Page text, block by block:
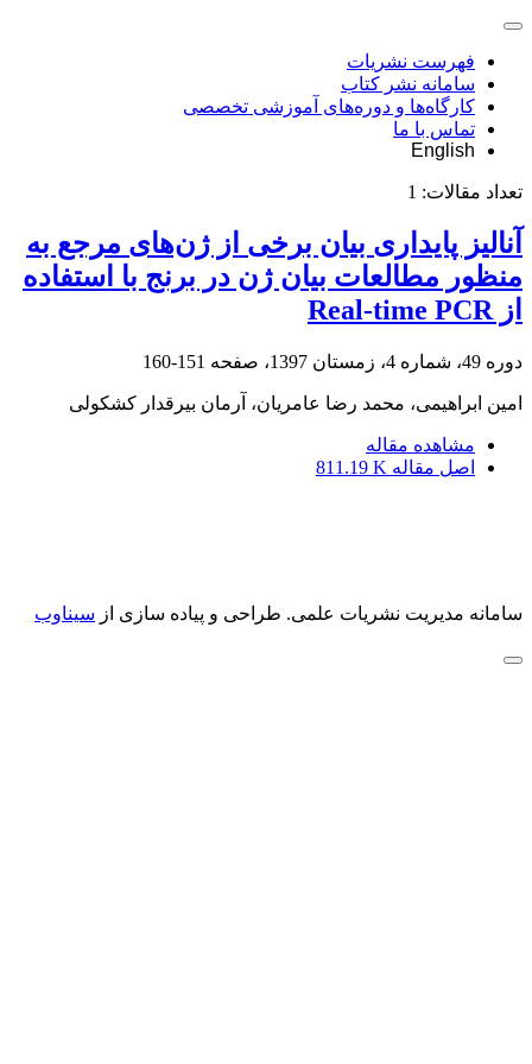
فهرست نشریات
سامانه نشر کتاب
کارگاه‌ها و دوره‌های آموزشی تخصصی
تماس با ما
English
تعداد مقالات: 1
آنالیز پایداری بیان برخی از ژن‌های مرجع به
منظور مطالعات بیان ژن در برنج با استفاده
از Real-time PCR
دوره 49، شماره 4، زمستان 1397، صفحه 151-160
امین ابراهیمی، محمد رضا عامریان، آرمان بیرقدار کشکولی
مشاهده مقاله
اصل مقاله 811.19 K
سامانه مدیریت نشریات علمی. طراحی و پیاده سازی از سیناوب